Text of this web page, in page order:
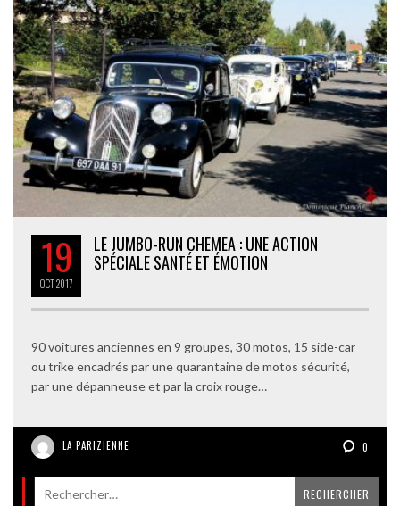
19
OCT2017
LE JUMBO-RUN CHEMEA : UNE ACTION
SPÉCIALE SANTÉ ET ÉMOTION
90 voitures anciennes en 9 groupes, 30 motos, 15 side-car
ou trike encadrés par une quarantaine de motos sécurité,
par une dépanneuse et par la croix rouge…
LA PARIZIENNE 0